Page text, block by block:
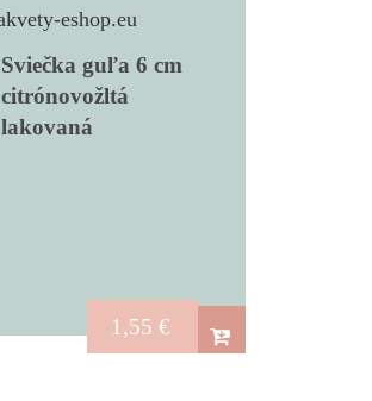
Sviečka guľa 6 cm
citrónovožltá
lakovaná
1,55 €